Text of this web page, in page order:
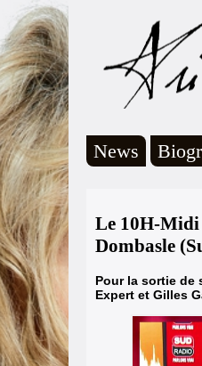
News
Le 10H-Midi
Dombasle
Pour la sortie de
Expert et Gilles